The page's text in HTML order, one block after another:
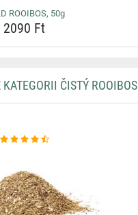
ROOIBOS, 50g
2090 Ft
ČISTÝ ROOIBOS